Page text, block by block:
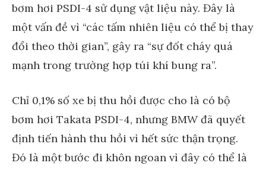
bơm hơi PSDI-4 sử dụng vật liệu này. Đây là
một vấn đề vì “các tấm nhiên liệu có thể bị thay
đổi theo thời gian”, gây ra “sự đốt cháy quá
mạnh trong trường hợp túi khí bung ra”.
Chỉ 0,1% số xe bị thu hồi được cho là có bộ
bơm hơi Takata PSDI-4, nhưng BMW đã quyết
định tiến hành thu hồi vì hết sức thận trọng.
Đó là một bước đi khôn ngoan vì đây có thể là